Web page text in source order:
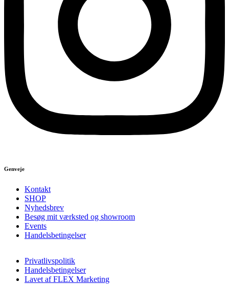
Genveje
Kontakt
SHOP
Nyhedsbrev
Besøg mit værksted og showroom
Events
Handelsbetingelser
Privatlivspolitik
Handelsbetingelser
Lavet af FLEX Marketing